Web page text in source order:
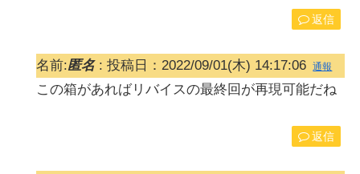
返信
名前:匿名: 投稿日：2022/09/01(木) 14:17:06 通報
この箱があればリバイスの最終回が再現可能だね
返信